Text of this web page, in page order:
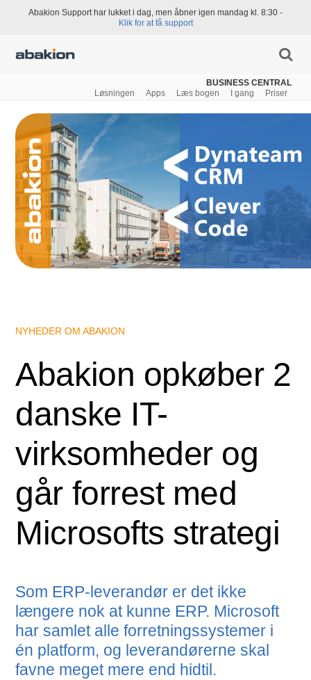
Abakion Support har lukket i dag, men åbner igen mandag kl. 8:30 -
Klik for at få support
BUSINESS CENTRAL
Løsningen
Apps Læs bogen I gang Priser
NYHEDER OM ABAKION
Abakion opkøber 2
danske IT-
virksomheder og
går forrest med
Microsofts strategi
Som ERP-leverandør er det ikke
længere nok at kunne ERP. Microsoft
har samlet alle forretningssystemer i
én platform, og leverandørerne skal
favne meget mere end hidtil.